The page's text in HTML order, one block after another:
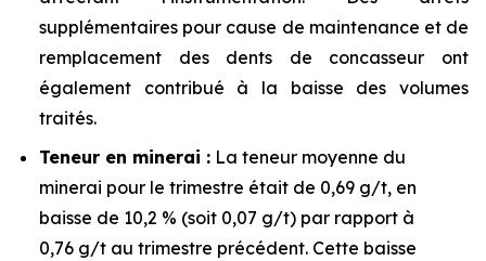
supplémentaires pour cause de maintenance et de
remplacement des dents de concasseur ont
également contribué à la baisse des volumes
traités.
Teneur en minerai : La teneur moyenne du
minerai pour le trimestre était de 0,69 g/t, en
baisse de 10,2 % (soit 0,07 g/t) par rapport à
0,76 g/t au trimestre précédent. Cette baisse